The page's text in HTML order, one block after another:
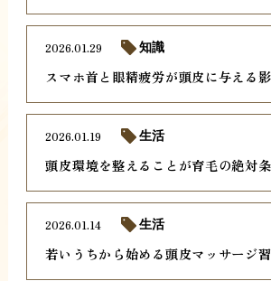
スマホ首と眼精疲労が頭皮に与える
2026.01.29 知識
頭皮環境を整えることが育毛の絶対
2026.01.19 生活
若いうちから始める頭皮マッサージ
2026.01.14 生活